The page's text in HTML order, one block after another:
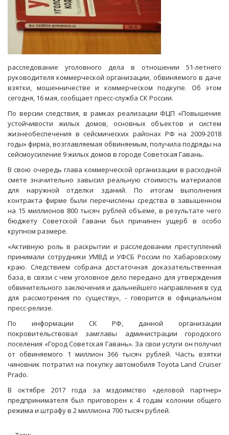
расследование уголовного дела в отношении 51-летнего
руководителя коммерческой организации, обвиняемого в даче
взятки, мошенничестве и коммерческом подкупе. Об этом
сегодня, 16 мая, сообщает пресс-служба СК России.
По версии следствия, в рамках реализации ФЦП «Повышение
устойчивости жилых домов, основных объектов и систем
жизнеобеспечения в сейсмических районах РФ на 2009-2018
годы» фирма, возглавляемая обвиняемым, получила подряды на
сейсмоусиление 9 жилых домов в городе Советская Гавань.
В свою очередь глава коммерческой организации в расходной
смете значительно завысил реальную стоимость материалов
для наружной отделки зданий. По итогам выполнения
контракта фирме были перечислены средства в завышенном
на 15 миллионов 800 тысяч рублей объеме, в результате чего
бюджету Советской Гавани был причинен ущерб в особо
крупном размере.
«Активную роль в раскрытии и расследовании преступлений
принимали сотрудники УМВД и УФСБ России по Хабаровскому
краю. Следствием собрана достаточная доказательственная
база, в связи с чем уголовное дело передано для утверждения
обвинительного заключения и дальнейшего направления в суд
для рассмотрения по существу», - говорится в официальном
пресс-релизе.
По информации СК РФ, данной организации
покровительствовал замглавы администрации городского
поселения «Город Советская Гавань». За свои услуги он получил
от обвиняемого 1 миллион 366 тысяч рублей. Часть взятки
чиновник потратил на покупку автомобиля Toyota Land Cruiser
Prado.
В октябре 2017 года за мздоимство «деловой партнер»
предпринимателя был приговорен к 4 годам колонии общего
режима и штрафу в 2 миллиона 700 тысяч рублей.